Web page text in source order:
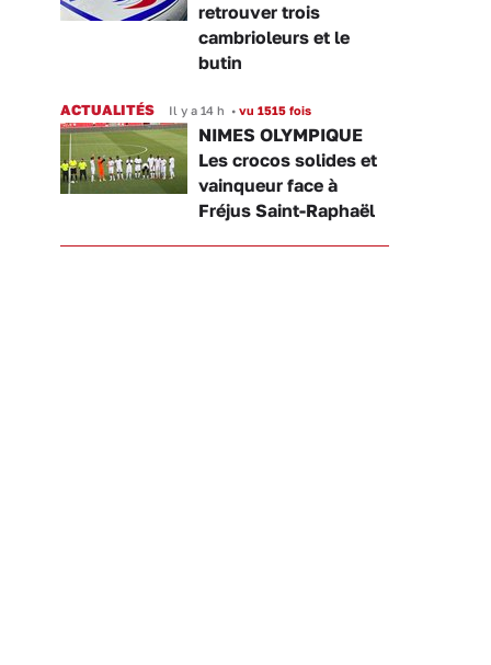
retrouver trois
cambrioleurs et le
butin
ACTUALITÉS Il y a 14 h • vu 1515 fois
NIMES OLYMPIQUE
Les crocos solides et
vainqueur face à
Fréjus Saint-Raphaël